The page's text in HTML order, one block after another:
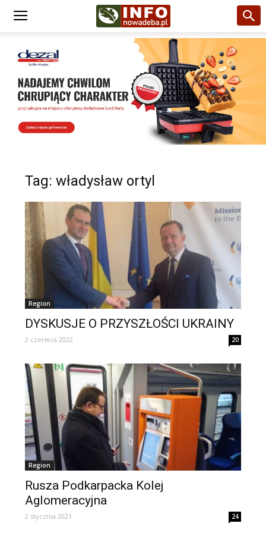
Tag: władysław ortyl
Region
DYSKUSJE O PRZYSZŁOŚCI UKRAINY
2 czerwca 2022 20
Region
Rusza Podkarpacka Kolej
Aglomeracyjna
2 stycznia 2021 24